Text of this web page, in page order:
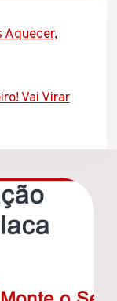
Aquecer,
Vai Virar